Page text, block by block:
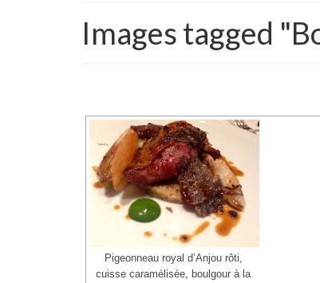
Images tagged
Pigeonneau royal d’Anjou rôti,
cuisse caramélisée, boulgour à la